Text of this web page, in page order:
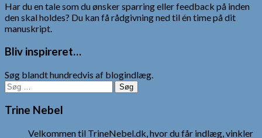
Har du en tale som du ønsker sparring eller feedback på inden
den skal holdes? Du kan få rådgivning ned til én time på dit
manuskript.
Bliv inspireret…
Søg blandt hundredvis af blogindlæg.
Søg
efter:
Trine Nebel
Velkommen til TrineNebel.dk, hvor du får indlæg, vinkler